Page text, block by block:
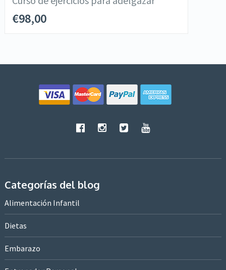
€98,00
Categorías del blog
Alimentación Infantil
Dietas
Embarazo